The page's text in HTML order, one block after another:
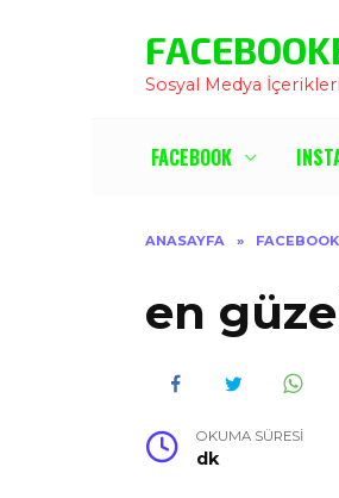
Sosyal Medya İçerikleri
FACEBOOK
ANASAYFA »
en
OKUMA SÜRESI
dk